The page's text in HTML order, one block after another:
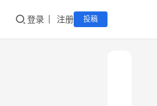
登录 注册 投稿